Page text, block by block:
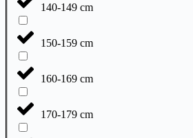
140-149 cm
150-159 cm
160-169 cm
170-179 cm